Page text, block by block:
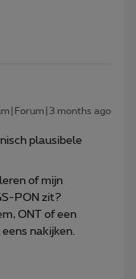
months ago
plausibele
of mijn
PON zit?
ONT of een
nakijken.